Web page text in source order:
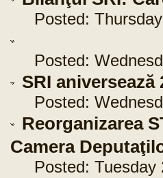
Posted: Thursday
Posted:
SRI aniversează
Posted:
Reorganizarea
Camera
Posted: Tuesday